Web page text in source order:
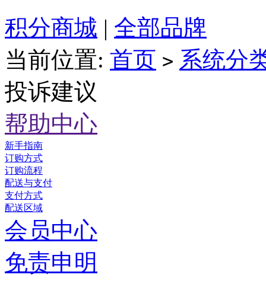
积分商城 | 全部品牌
当前位置: 首页 > 系统分
投诉建议
帮助中心
新手指南
订购方式
订购流程
配送与支付
支付方式
配送区域
会员中心
免责申明